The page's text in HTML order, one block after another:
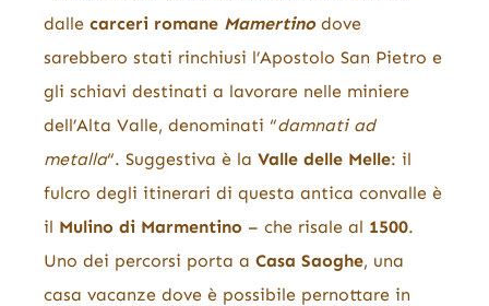
dalle carceri romane Mamertinodove
sarebbero stati rinchiusi l’Apostolo San Pietro e
gli schiavi destinati a lavorare nelle miniere
dell’Alta Valle, denominati “damnati ad
metalla“. Suggestiva è la Valle delle Melle: il
fulcro degli itinerari di questa antica convalle è
il Mulino di Marmentino – che risale al 1500.
Uno dei percorsi porta a Casa Saoghe, una
casa vacanze dove è possibile pernottare in